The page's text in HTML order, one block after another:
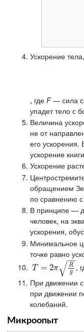
Ускорение
, где F— сила
упадет тело с
Величина
не от
его ускорения.
ускорение
Ускорение
обращением
по сравнению
В принципе —
человек, на
ускорения,
Минимальное
точке равно
T = 2π
R
g
−−
√
T= 2π Rg ,
При движении
при движении
колебаний.
Микроопыт